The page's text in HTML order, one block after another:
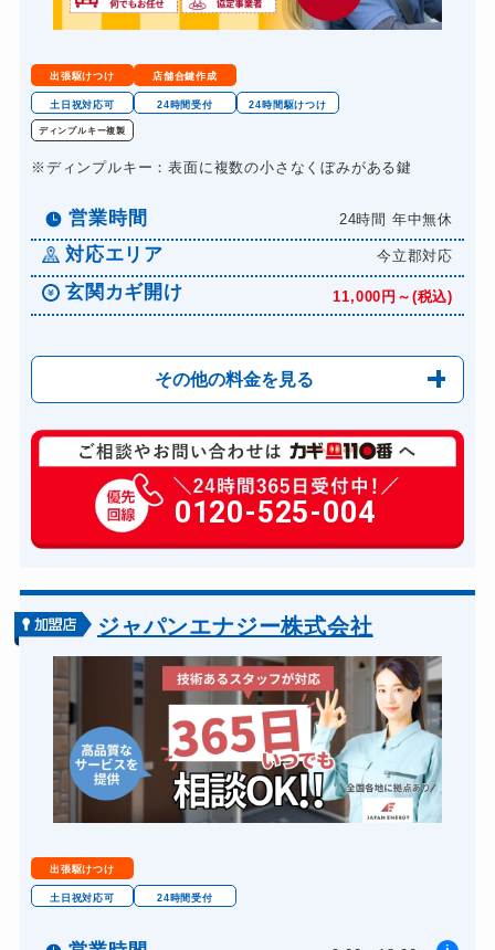
ドアノブカギ開け 10,780円～(税込)
ドアノブカギ作成
ドアノブカギ交換 11,000円～(税込)
出張駆けつけ 店舗合鍵作成
土日祝対応可 24時間受付 24時間駆けつけ
ディンプルキー複製
※ディンプルキー：表面に複数の小さなくぼみがある鍵
営業時間 24時間 年中無休
対応エリア 今立郡対応
玄関カギ開け 11,000円～(税込)
その他の料金を見る
玄関カギ複製 2100円(税込)～
玄関カギ開け 11,000円～(税込)
玄関カギ修理 6,600円～(税込)
玄関カギ交換 14,300円～(税込)
車カギ開け 13,200円～(税込)
バイクカギ開け 13,200円～(税込)
バイクカギ作成 16,500円～(税込)
金庫カギ開け 14,300円～(税込)
金庫カギ交換 11,000円～(税込)
0120-525-004
ジャパンエナジー株式会社
出張駆けつけ
土日祝対応可 24時間受付